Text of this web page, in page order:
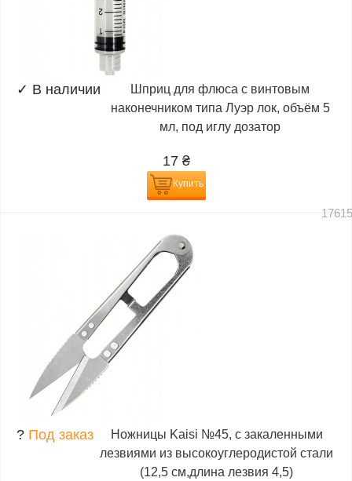
✓ В наличии
Шприц для флюса с винтовым
наконечником типа Луэр лок, объём 5
мл, под иглу дозатор
17 ₴
Купить
? Под заказ
Ножницы Kaisi №45, с закаленными
лезвиями из высокоуглеродистой стали
(12,5 см,длина лезвия 4,5)